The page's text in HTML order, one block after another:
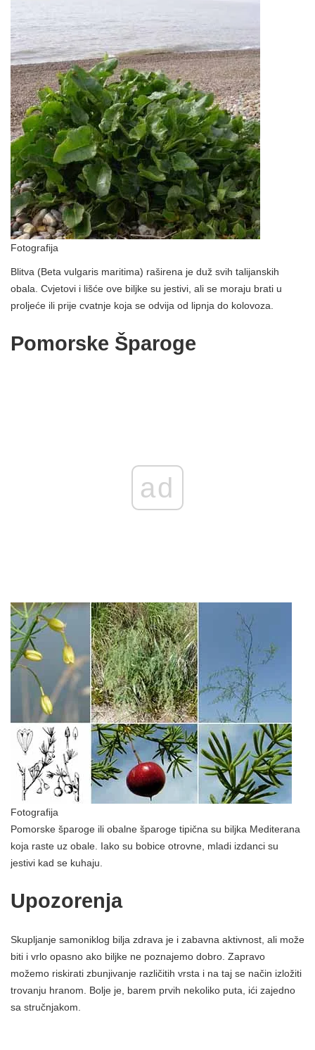
Fotografija
Blitva (Beta vulgaris maritima) raširena je duž svih talijanskih
obala. Cvjetovi i lišće ove biljke su jestivi, ali se moraju brati u
proljeće ili prije cvatnje koja se odvija od lipnja do kolovoza.
Pomorske Šparoge
ad
Fotografija
Pomorske šparoge ili obalne šparoge tipična su biljka Mediterana
koja raste uz obale. Iako su bobice otrovne, mladi izdanci su
jestivi kad se kuhaju.
Upozorenja
Skupljanje samoniklog bilja zdrava je i zabavna aktivnost, ali može
biti i vrlo opasno ako biljke ne poznajemo dobro. Zapravo
možemo riskirati zbunjivanje različitih vrsta i na taj se način izložiti
trovanju hranom. Bolje je, barem prvih nekoliko puta, ići zajedno
sa stručnjakom.